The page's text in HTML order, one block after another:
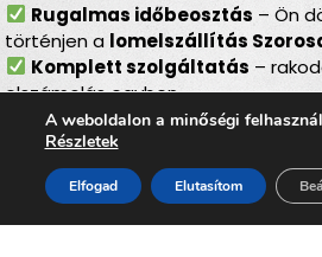
Rugalmas időbeosztás – Ön
történjen a lomelszállítás
Komplett szolgáltatás –
elszámolás egyben
Bírságmentes megoldás–
kihelyezni a lomokat
Környezetbarát feldolgozás–
hulladékkezelés
Gyors és szakszerű– minden
A weboldalon a minőségi
Részletek
Elfogad Elutasítom